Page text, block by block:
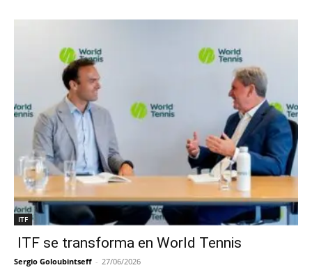
ITF
ITF se transforma en World Tennis
Sergio Goloubintseff - 27/06/2026